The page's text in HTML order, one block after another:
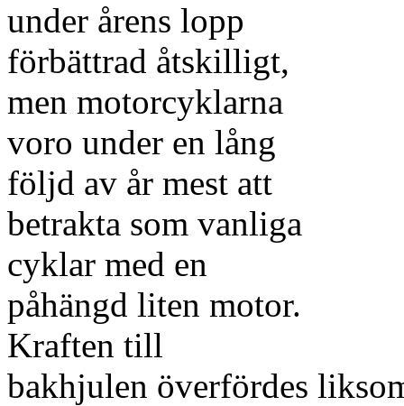
under årens lopp
förbättrad åtskilligt,
men motorcyklarna
voro under en lång
följd av år mest att
betrakta som vanliga
cyklar med en
påhängd liten motor.
Kraften till
bakhjulen överfördes